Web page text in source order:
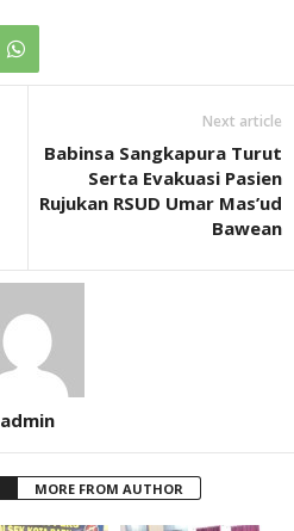
Next article
Babinsa Sangkapura Turut
Serta Evakuasi Pasien
Rujukan RSUD Umar Mas’ud
Bawean
admin
MORE FROM AUTHOR